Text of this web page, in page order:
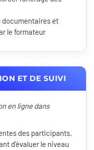
documentaires et
le formateur
ET DE SUIVI
en ligne dans
des participants.
d'évaluer le niveau